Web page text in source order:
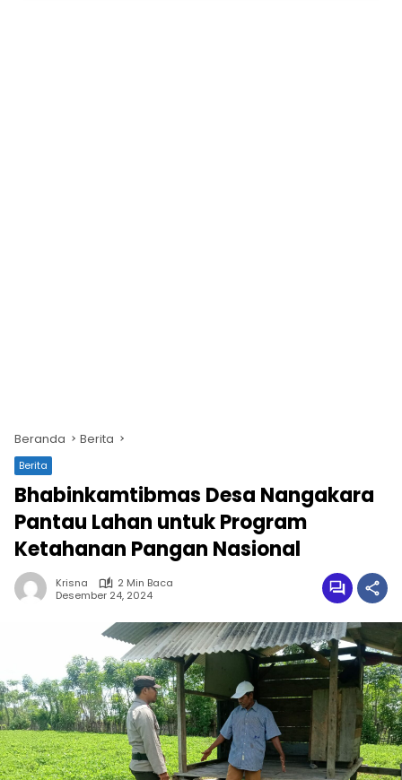
Beranda Berita
Berita
Bhabinkamtibmas Desa Nangakara
Pantau Lahan untuk Program
Ketahanan Pangan Nasional
Krisna
2 Min Baca
Desember 24, 2024